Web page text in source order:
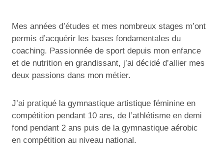
Mes années d’études et mes nombreux stages m’ont
permis d’acquérir les bases fondamentales du
coaching. Passionnée de sport depuis mon enfance
et de nutrition en grandissant, j’ai décidé d’allier mes
deux passions dans mon métier.
J’ai pratiqué la gymnastique artistique féminine en
compétition pendant 10 ans, de l’athlétisme en demi
fond pendant 2 ans puis de la gymnastique aérobic
en compétition au niveau national.